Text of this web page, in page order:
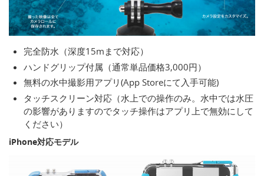
完全防水（深度15mまで対応）
ハンドグリップ付属（通常単品価格3,000円）
無料の水中撮影用アプリ(App Storeにて入手可能)
タッチスクリーン対応（水上での操作のみ。水中では水圧
の影響がありますのでタッチ操作はアプリ上で無効にして
ください）
iPhone対応モデル